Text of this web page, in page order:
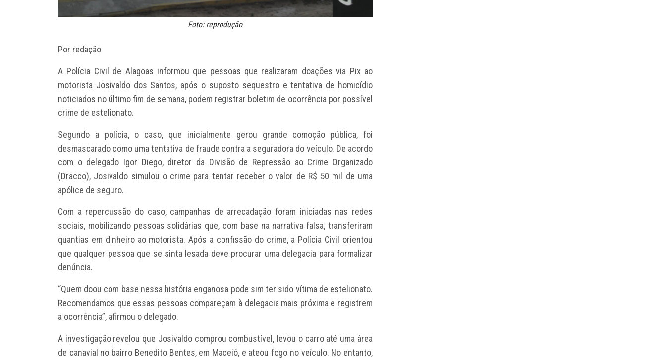
Foto: reprodução
Por redação
A Polícia Civil de Alagoas informou que pessoas que realizaram doações via Pix ao
motorista Josivaldo dos Santos, após o suposto sequestro e tentativa de homicídio
noticiados no último fim de semana, podem registrar boletim de ocorrência por possível
crime de estelionato.
Segundo a polícia, o caso, que inicialmente gerou grande comoção pública, foi
desmascarado como uma tentativa de fraude contra a seguradora do veículo. De acordo
com o delegado Igor Diego, diretor da Divisão de Repressão ao Crime Organizado
(Dracco), Josivaldo simulou o crime para tentar receber o valor de R$ 50 mil de uma
apólice de seguro.
Com a repercussão do caso, campanhas de arrecadação foram iniciadas nas redes
sociais, mobilizando pessoas solidárias que, com base na narrativa falsa, transferiram
quantias em dinheiro ao motorista. Após a confissão do crime, a Polícia Civil orientou
que qualquer pessoa que se sinta lesada deve procurar uma delegacia para formalizar
denúncia.
“Quem doou com base nessa história enganosa pode sim ter sido vítima de estelionato.
Recomendamos que essas pessoas compareçam à delegacia mais próxima e registrem
a ocorrência”, afirmou o delegado.
A investigação revelou que Josivaldo comprou combustível, levou o carro até uma área
de canavial no bairro Benedito Bentes, em Maceió, e ateou fogo no veículo. No entanto,